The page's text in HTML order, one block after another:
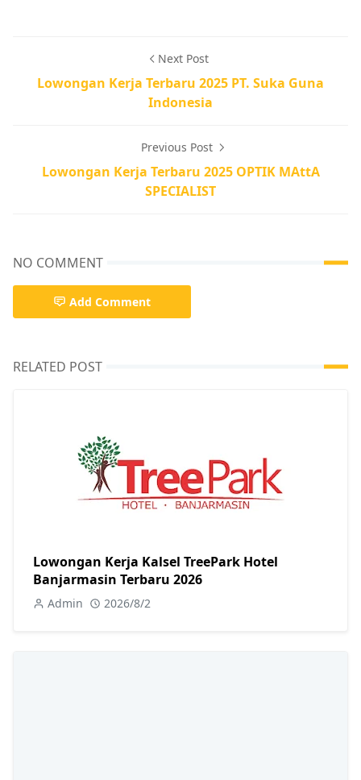
Next Post
Lowongan Kerja Terbaru 2025 PT. Suka Guna
Indonesia
Previous Post
Lowongan Kerja Terbaru 2025 OPTIK MAttA
SPECIALIST
NO COMMENT
Add Comment
RELATED POST
Lowongan Kerja Kalsel TreePark Hotel
Banjarmasin Terbaru 2026
Admin 2026/8/2